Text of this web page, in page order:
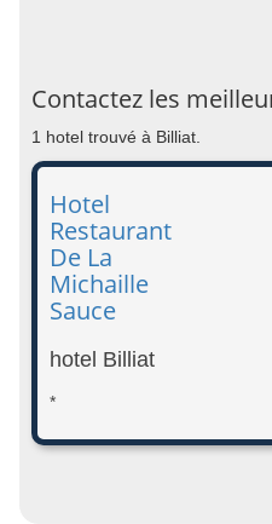
Contactez les
1 hotel trouvé à Billiat.
Hotel
Restaurant
De La
Michaille
Sauce
hotel Billiat
*